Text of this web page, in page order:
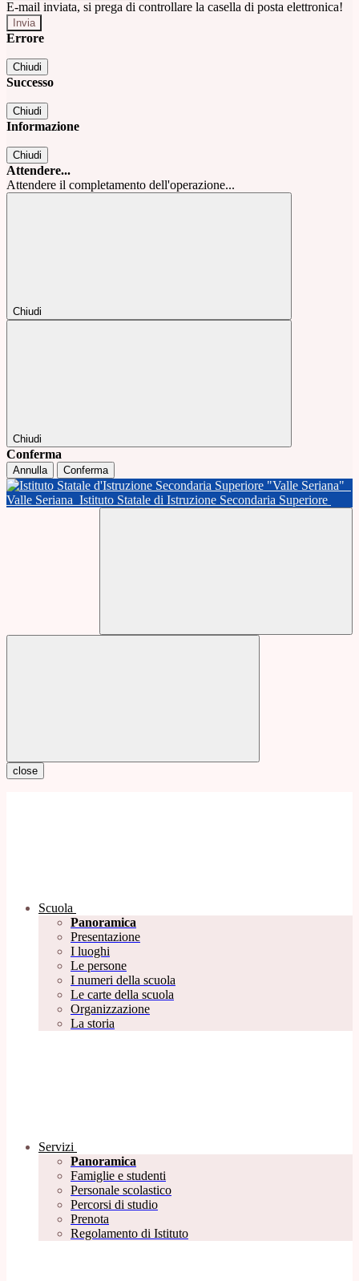
E-mail inviata, si prega di controllare la casella di posta elettronica!
Errore
Chiudi
Successo
Chiudi
Informazione
Chiudi
Attendere...
Attendere il completamento dell'operazione...
Chiudi
Chiudi
Conferma
Annulla Conferma
Valle Seriana Istituto Statale di Istruzione Secondaria Superiore
close
Scuola
Panoramica
Presentazione
I luoghi
Le persone
I numeri della scuola
Le carte della scuola
Organizzazione
La storia
Servizi
Panoramica
Famiglie e studenti
Personale scolastico
Percorsi di studio
Prenota
Regolamento di Istituto